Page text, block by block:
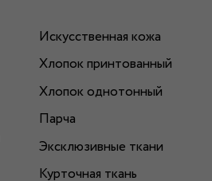
Искусственная кожа
Хлопок принтованный
Хлопок однотонный
Парча
Эксклюзивные ткани
Курточная ткань